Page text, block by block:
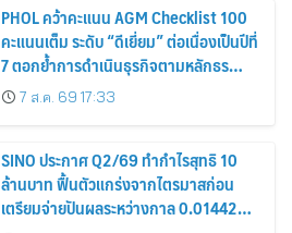
PHOL คว้าคะแนน AGM Checklist 100
คะแนนเต็ม ระดับ “ดีเยี่ยม” ต่อเนื่องเป็นปีที่
7 ตอกย้ำการดำเนินธุรกิจตามหลักธร
รมาภิบาล โปร่งใส สร้างความเชื่อมั่นผู้ถือ
หุ้น
7 ส.ค. 69 17:33
SINO ประกาศ Q2/69 ทำกำไรสุทธิ 10
ล้านบาท ฟื้นตัวแกร่งจากไตรมาสก่อน
เตรียมจ่ายปันผลระหว่างกาล 0.014423